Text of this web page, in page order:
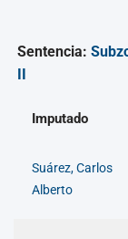
Sentencia:
Imputado
Suárez, Carlos
Alberto